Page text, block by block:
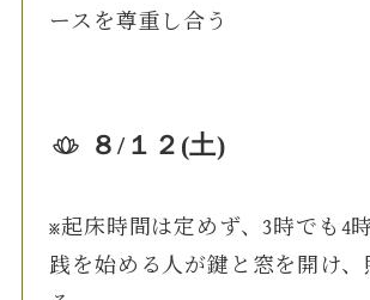
ースを尊重し合う
８/１２(土)
※起床時間は定めず、3時でも4
践を始める人が鍵と窓を開け、